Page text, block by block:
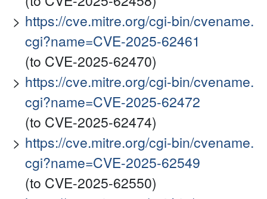
https://cve.mitre.org/cgi-bin/cvename.
cgi?name=CVE-2025-62461
(to CVE-2025-62470)
https://cve.mitre.org/cgi-bin/cvename.
cgi?name=CVE-2025-62472
(to CVE-2025-62474)
https://cve.mitre.org/cgi-bin/cvename.
cgi?name=CVE-2025-62549
(to CVE-2025-62550)